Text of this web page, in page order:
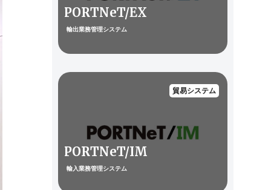
PORTNeT/EX
輸出業務管理システム
PORTNeT/IM
輸入業務管理システム
貿易システム